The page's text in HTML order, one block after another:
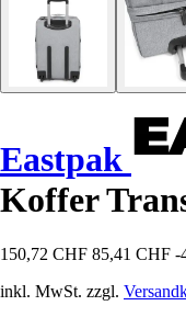
Eastpak
Koffer
150,72 CHF 85,41 CHF -
inkl. MwSt. zzgl.